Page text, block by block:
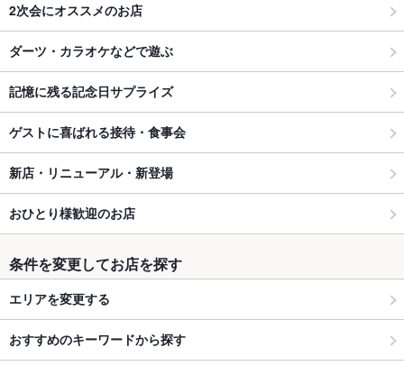
2次会にオススメのお店
ダーツ・カラオケなどで遊ぶ
記憶に残る記念日サプライズ
ゲストに喜ばれる接待・食事会
新店・リニューアル・新登場
おひとり様歓迎のお店
条件を変更してお店を探す
エリアを変更する
おすすめのキーワードから探す